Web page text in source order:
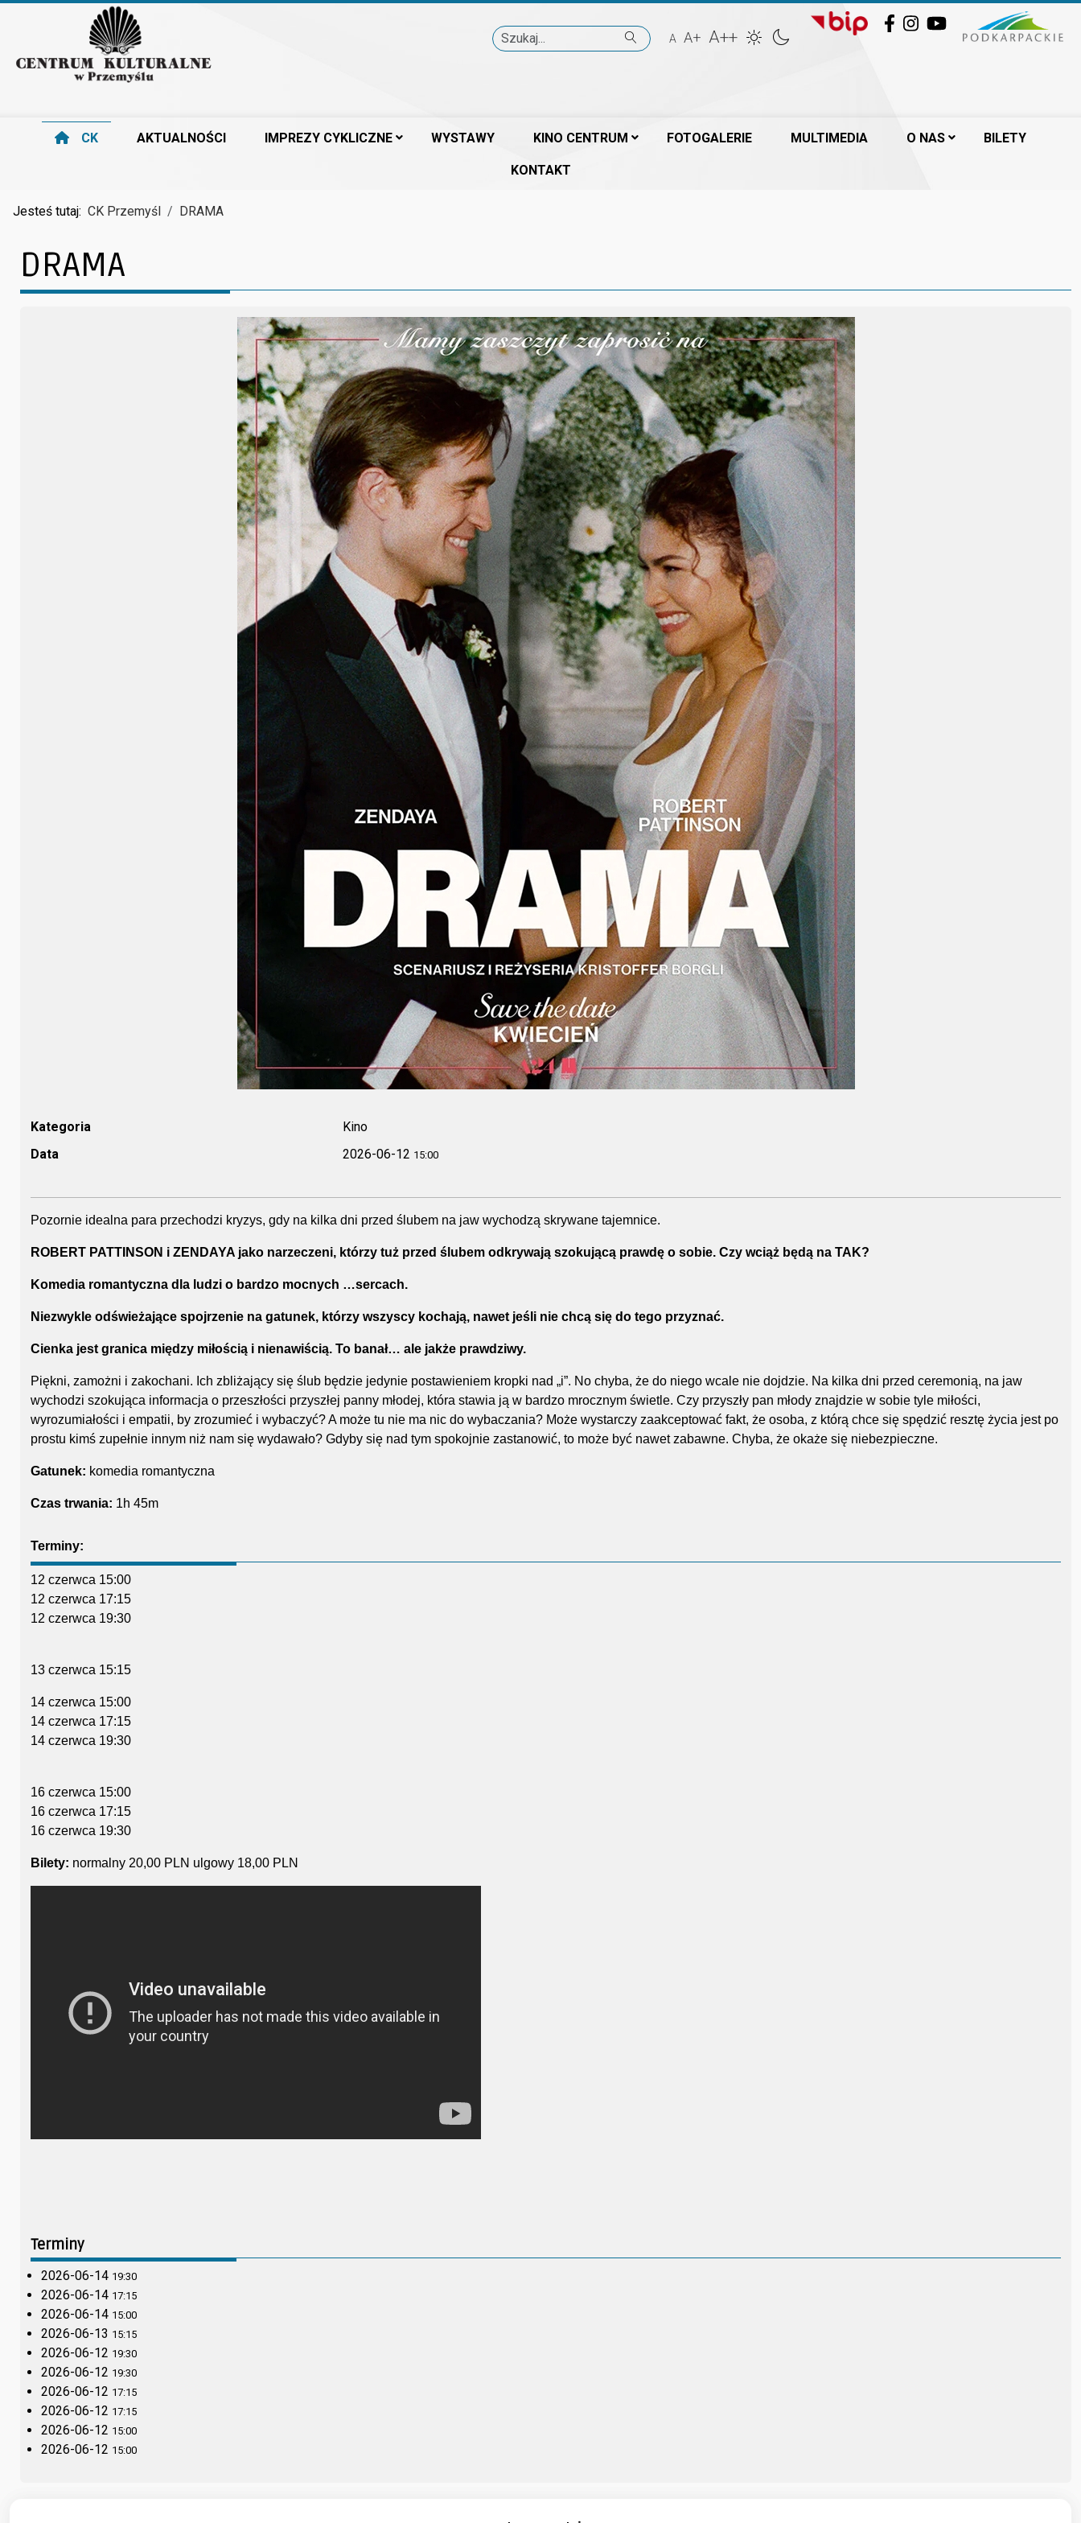
FacebookInstagramYouTube
A A+ A++
CK AKTUALNOŚCI IMPREZY CYKLICZNE WYSTAWY KINO CENTRUM FOTOGALERIE MULTIMEDIA O NAS BILETY
KONTAKT
Jesteś tutaj: CK Przemyśl DRAMA
DRAMA
Kategoria
Kino
Data
2026-06-12 15:00
Pozornie idealna para przechodzi kryzys, gdy na kilka dni przed ślubem na jaw wychodzą skrywane tajemnice.
ROBERT PATTINSON i ZENDAYA jako narzeczeni, którzy tuż przed ślubem odkrywają szokującą prawdę o sobie. Czy wciąż będą na TAK?
Komedia romantyczna dla ludzi o bardzo mocnych …sercach.
Niezwykle odświeżające spojrzenie na gatunek, którzy wszyscy kochają, nawet jeśli nie chcą się do tego przyznać.
Cienka jest granica między miłością i nienawiścią. To banał… ale jakże prawdziwy.
Piękni, zamożni i zakochani. Ich zbliżający się ślub będzie jedynie postawieniem kropki nad „i”. No chyba, że do niego wcale nie dojdzie. Na kilka dni przed ceremonią, na jaw
wychodzi szokująca informacja o przeszłości przyszłej panny młodej, która stawia ją w bardzo mrocznym świetle. Czy przyszły pan młody znajdzie w sobie tyle miłości,
wyrozumiałości i empatii, by zrozumieć i wybaczyć? A może tu nie ma nic do wybaczania? Może wystarczy zaakceptować fakt, że osoba, z którą chce się spędzić resztę życia jest po
prostu kimś zupełnie innym niż nam się wydawało? Gdyby się nad tym spokojnie zastanowić, to może być nawet zabawne. Chyba, że okaże się niebezpieczne.
Gatunek: komedia romantyczna
Czas trwania: 1h 45m
Terminy:
12 czerwca 15:00
12 czerwca 17:15
12 czerwca 19:30
13 czerwca 15:15
14 czerwca 15:00
14 czerwca 17:15
14 czerwca 19:30
16 czerwca 15:00
16 czerwca 17:15
16 czerwca 19:30
Bilety: normalny 20,00 PLN ulgowy 18,00 PLN
Terminy
2026-06-14 19:30
2026-06-14 17:15
2026-06-14 15:00
2026-06-13 15:15
2026-06-12 19:30
2026-06-12 19:30
2026-06-12 17:15
2026-06-12 17:15
2026-06-12 15:00
2026-06-12 15:00